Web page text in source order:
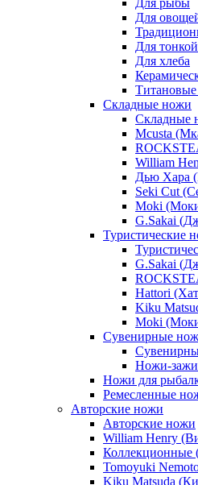
Для
Для
Для хлеба
Складные ножи
Складные
Mcusta
William
Дью Хара
Seki Cut
Moki
G.Sakai
Туристические
G.Sakai
Hattori
Kiku
Moki
Сувенирные
Ножи-
Ножи для
Ремесленные
Авторские ножи
Авторские ножи
William Henry
Коллекционные
Tomoyuki
Kiku Matsuda